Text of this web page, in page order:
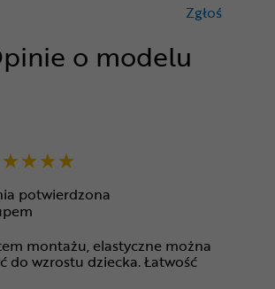
o modelu
Zgłoś
potwierdzona
montażu, elastyczne można
do wzrostu dziecka. Łatwość